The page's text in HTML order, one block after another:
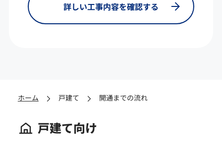
詳しい工事内容を確認する
ホーム 戸建て 開通までの流れ
戸建て向け